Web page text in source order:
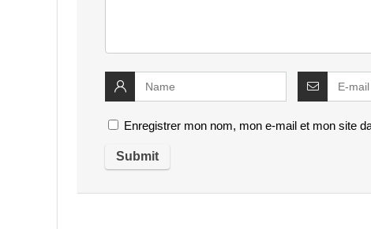
Enregistrer mon nom, mon e-mail et mon site